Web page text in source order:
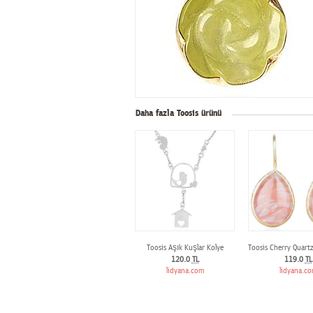
Daha fazla Toosis ürünü
Toosis Aşık Kuşlar Kolye
120.0 TL
lidyana.com
Toosis Cherry
119.0 TL